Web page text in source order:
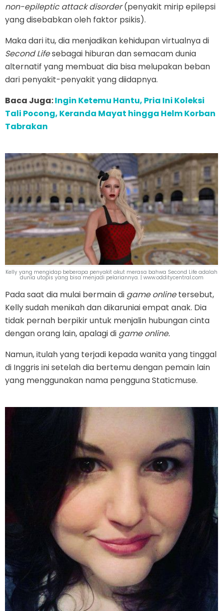
non-epileptic attack disorder(penyakit mirip epilepsi
yang disebabkan oleh faktor psikis).
Maka dari itu, dia menjadikan kehidupan virtualnya di
Second Lifesebagai hiburan dan semacam dunia
alternatif yang membuat dia bisa melupakan beban
dari penyakit-penyakit yang diidapnya.
Baca Juga:Ingin Ketemu Hantu, Pria Ini Koleksi
Tali Pocong, Keranda Mayat hingga Helm Korban
Tabrakan
Kelly yang mengidap beberapa penyakit akut merasa bahwa Second Life adalah
dunia utopis yang bisa menjadi pelariannya. | www.odditycentral.com
Pada saat dia mulai bermain di game onlinetersebut,
Kelly sudah menikah dan dikaruniai empat anak. Dia
tidak pernah berpikir untuk menjalin hubungan cinta
dengan orang lain, apalagi di game online.
Namun, itulah yang terjadi kepada wanita yang tinggal
di Inggris ini setelah dia bertemu dengan pemain lain
yang menggunakan nama pengguna Staticmuse.